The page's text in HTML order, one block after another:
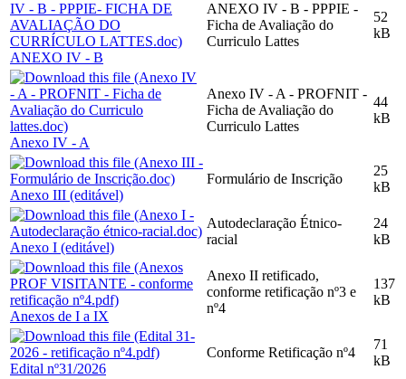
ANEXO IV - B
ANEXO IV - B - PPPIE -
Ficha de Avaliação do
Curriculo Lattes
52
kB
Anexo IV - A
Anexo IV - A - PROFNIT -
Ficha de Avaliação do
Curriculo Lattes
44
kB
Anexo III (editável)
Formulário de Inscrição
25
kB
Anexo I (editável)
Autodeclaração Étnico-
racial
24
kB
Anexos de I a IX
Anexo II retificado,
conforme retificação nº3 e
nº4
137
kB
Edital nº31/2026
Conforme Retificação nº4
71
kB